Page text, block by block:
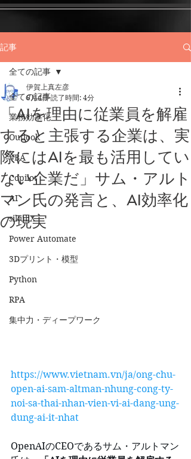
記事
全ての記事
業務効率化
Outlook
VBA
Copilot
AI
sikuliX
Power Automate
3Dプリント・模型
Python
RPA
集中力・ディープワーク
全ての記事
「AIを理由に従業員を解雇
すると主張する企業は、実
際にはAIを最も活用してい
ない企業だ」サム・アルト
マン氏の発言と、AI効率化
の現実
伊賀上真左彦
6月4日 読了時間: 4分
https://www.vietnam.vn/ja/ong-chu-
open-ai-sam-altman-nhung-cong-ty-
noi-sa-thai-nhan-vien-vi-ai-dang-ung-
dung-ai-it-nhat
OpenAIのCEOであるサム・アルトマン